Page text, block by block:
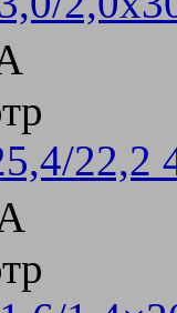
22,2